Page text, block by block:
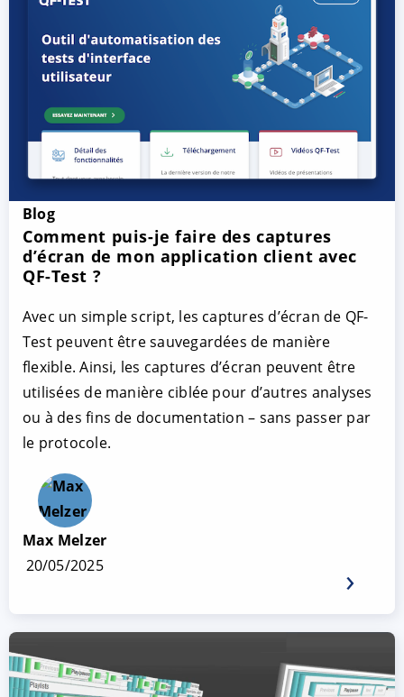
Blog
Comment puis-je faire des captures
d’écran de mon application client avec
QF-Test ?
Avec un simple script, les captures d’écran de QF-
Test peuvent être sauvegardées de manière
flexible. Ainsi, les captures d’écran peuvent être
utilisées de manière ciblée pour d’autres analyses
ou à des fins de documentation – sans passer par
le protocole.
Max Melzer
20/05/2025